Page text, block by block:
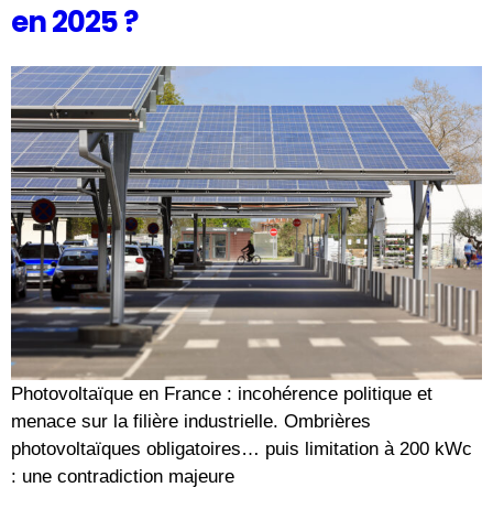
en 2025 ?
Photovoltaïque en France : incohérence politique et
menace sur la filière industrielle. Ombrières
photovoltaïques obligatoires… puis limitation à 200 kWc
: une contradiction majeure